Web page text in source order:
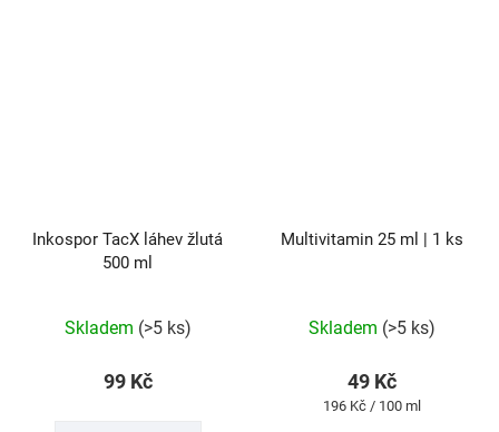
Inkospor TacX láhev žlutá
500 ml
Skladem (>5 ks)
99 Kč
Multivitamin 25 ml | 1 ks
Skladem (>5 ks)
49 Kč
Měrná
196 Kč / 100 ml